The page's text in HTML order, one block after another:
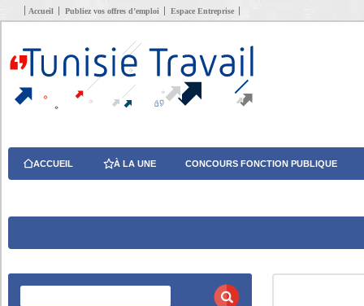
Accueil Publiez vos offres d’emploi Espace Entreprise
ACCUEIL À LA UNE CONCOURS FONCTION PUBLIQUE